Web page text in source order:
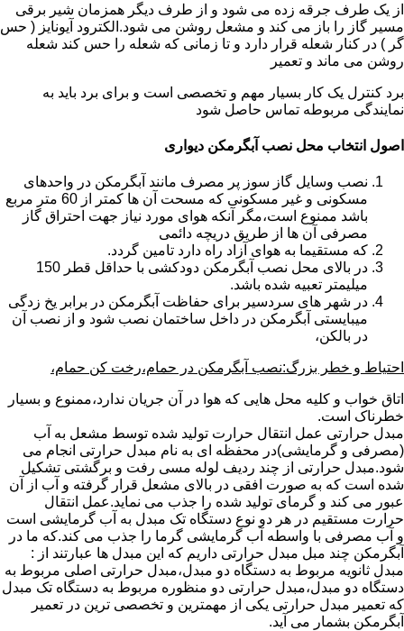
از یک طرف جرقه زده می شود و از طرف دیگر همزمان شیر برقی
مسیر گاز را باز می کند و مشعل روشن می شود.الکترود آیونایز ( حس
گر ) در کنار شعله قرار دارد و تا زمانی که شعله را حس کند شعله
روشن می ماند و تعمیر
برد کنترل یک کار بسیار مهم و تخصصی است و برای برد باید به
نمایندگی مربوطه تماس حاصل شود
اصول انتخاب محل نصب آبگرمکن دیواری
نصب وسایل گاز سوز پر مصرف مانند آبگرمکن در واحدهای
مسکونی و غیر مسکونی که مسحت آن ها کمتر از 60 متر مربع
باشد ممنوع است،مگر آنکه هوای مورد نیاز جهت احتراق گاز
مصرفی آن ها از طریق دریچه دائمی
که مستقیما به هوای آزاد راه دارد تامین گردد.
در بالای محل نصب آبگرمکن دودکشی با حداقل قطر 150
میلیمتر تعبیه شده باشد.
در شهر های سردسیر برای حفاظت آبگرمکن در برابر یخ زدگی
میبایستی آبگرمکن در داخل ساختمان نصب شود و از نصب آن
در بالکن،
احتیاط و خطر بزرگ:نصب آبگرمکن در حمام،رخت کن حمام،
اتاق خواب و کلیه محل هایی که هوا در آن جریان ندارد،ممنوع و بسیار
خطرناک است.
مبدل حرارتی عمل انتقال حرارت تولید شده توسط مشعل به آب
(مصرفی و گرمایشی)در محفظه ای به نام مبدل حرارتی انجام می
شود.مبدل حرارتی از چند ردیف لوله مسی رفت و برگشتی تشکیل
شده است که به صورت افقی در بالای مشعل قرار گرفته و آب از آن
عبور می کند و گرمای تولید شده را جذب می نماید.عمل انتقال
حرارت مستقیم در هر دو نوع دستگاه تک مبدل به آب گرمایشی است
و آب مصرفی با واسطه آب گرمایشی گرما را جذب می کند.که ما در
آبگرمکن چند مبل مبدل حرارتی داریم که این مبدل ها عبارتند از :
مبدل ثانویه مربوط به دستگاه دو مبدل،مبدل حرارتی اصلی مربوط به
دستگاه دو مبدل،مبدل حرارتی دو منظوره مربوط به دستگاه تک مبدل
که تعمیر مبدل حرارتی یکی از مهمترین و تخصصی ترین در تعمیر
آبگرمکن بشمار می آید.